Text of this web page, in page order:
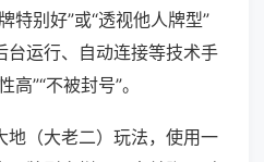
特别好”或“透视他人牌型”
台运行、自动连接等技术手
”“不被封号”。
地（大老二）玩法，使用一